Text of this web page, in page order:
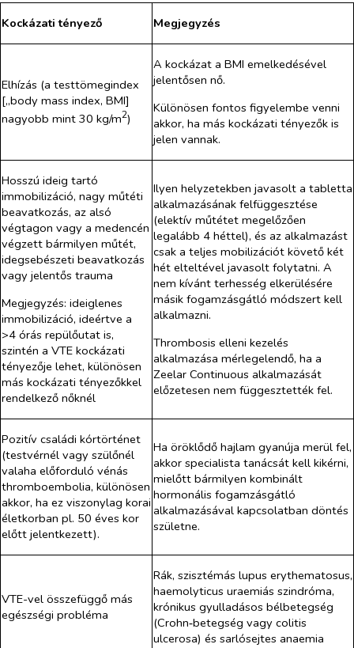
Kockázati tényező Megjegyzés
Elhízás (a testtömegindex
[„body mass index, BMI]
nagyobb mint 30 kg/m2)
A kockázat a BMI emelkedésével
jelentősen nő.
Különösen fontos figyelembe venni
akkor, ha más kockázati tényezők is
jelen vannak.
Hosszú ideig tartó
immobilizáció, nagy műtéti
beavatkozás, az alsó
végtagon vagy a medencén
végzett bármilyen műtét,
idegsebészeti beavatkozás
vagy jelentős trauma
Megjegyzés: ideiglenes
immobilizáció, ideértve a
>4 órás repülőutat is,
szintén a VTE kockázati
tényezője lehet, különösen
más kockázati tényezőkkel
rendelkező nőknél
Ilyen helyzetekben javasolt a tabletta
alkalmazásának felfüggesztése
(elektív műtétet megelőzően
legalább 4 héttel), és az alkalmazást
csak a teljes mobilizációt követő két
hét elteltével javasolt folytatni. A
nem kívánt terhesség elkerülésére
másik fogamzásgátló módszert kell
alkalmazni.
Thrombosis elleni kezelés
alkalmazása mérlegelendő, ha a
Zeelar Continuous alkalmazását
előzetesen nem függesztették fel.
Pozitív családi kórtörténet
(testvérnél vagy szülőnél
valaha előforduló vénás
thromboembolia, különösen
akkor, ha ez viszonylag korai
életkorban pl. 50 éves kor
előtt jelentkezett).
Ha öröklődő hajlam gyanúja merül fel,
akkor specialista tanácsát kell kikérni,
mielőtt bármilyen kombinált
hormonális fogamzásgátló
alkalmazásával kapcsolatban döntés
születne.
VTE-vel összefüggő más
egészségi probléma
Rák, szisztémás lupus erythematosus,
haemolyticus uraemiás szindróma,
krónikus gyulladásos bélbetegség
(Crohn‑betegség vagy colitis
ulcerosa) és sarlósejtes anaemia